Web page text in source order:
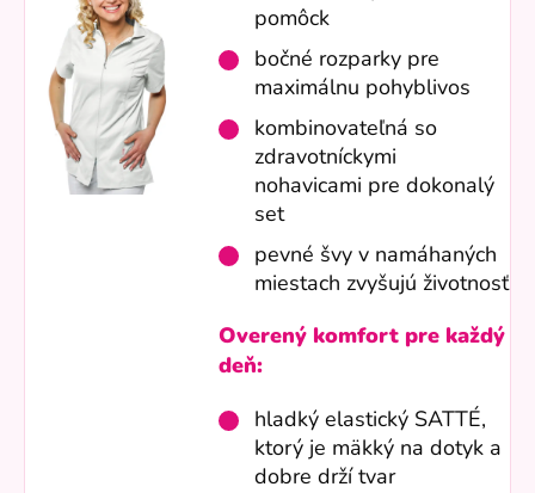
pomôck
bočné rozparky pre
maximálnu pohyblivos
kombinovateľná so
zdravotníckymi
nohavicami pre dokonalý
set
pevné švy v namáhaných
miestach zvyšujú životnosť
Overený komfort pre každý
deň:
hladký elastický SATTÉ,
ktorý je mäkký na dotyk a
dobre drží tvar